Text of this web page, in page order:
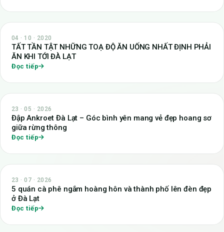
04 · 10 · 2020
TẤT TẦN TẬT NHỮNG TOẠ ĐỘ ĂN UỐNG NHẤT ĐỊNH PHẢI
ĂN KHI TỚI ĐÀ LẠT
Đọc tiếp
23 · 05 · 2026
Đập Ankroet Đà Lạt – Góc bình yên mang vẻ đẹp hoang sơ
giữa rừng thông
Đọc tiếp
23 · 07 · 2026
5 quán cà phê ngắm hoàng hôn và thành phố lên đèn đẹp
ở Đà Lạt
Đọc tiếp